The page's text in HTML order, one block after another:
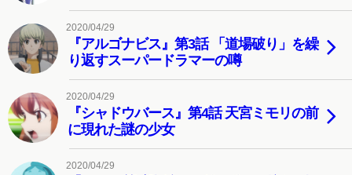
2020/04/29
『アルゴナビス』第3話 「道場破り」を繰
り返すスーパードラマーの噂
2020/04/29
『シャドウバース』第4話 天宮ミモリの前
に現れた謎の少女
2020/04/29